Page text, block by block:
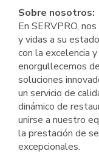
Sobre nosotros:
En SERVPRO,
y vidas a su
con la excelencia
enorgullecemos
soluciones
un servicio de
dinámico de
unirse a nuestro
la prestación de
excepcionales.